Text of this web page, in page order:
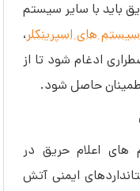
باید با سایر سیستم
سیستم های اسپرینکلر،
ادغام شود تا از
حاصل شود.
های اعلام حریق در
ایمنی آتش